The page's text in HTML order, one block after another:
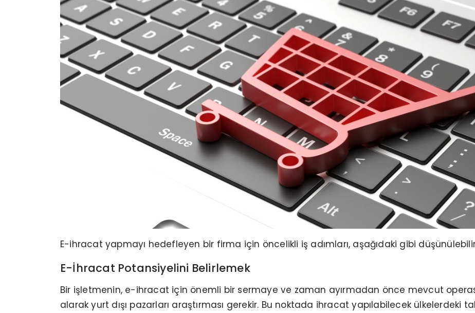
E-ihracat yapmayı hedefleyen bir firma için öncelikli iş adımları, aşağıdaki gibi
E-İhracat Potansiyelini Belirlemek
Bir işletmenin, e-ihracat için önemli bir sermaye ve zaman ayırmadan önce mevcut
alarak yurt dışı pazarları araştırması gerekir. Bu noktada ihracat yapılabilecek ülkelerdeki